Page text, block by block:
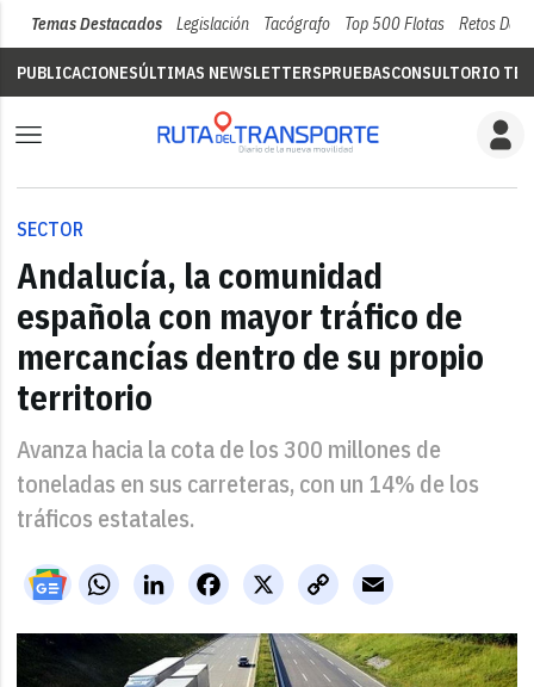
Temas Destacados Legislación Tacógrafo Top 500 Flotas Retos Del
PUBLICACIONESÚLTIMAS NEWSLETTERSPRUEBASCONSULTORIO
SECTOR
Andalucía, la comunidad
española con mayor tráfico de
mercancías dentro de su propio
territorio
Avanza hacia la cota de los 300 millones de
toneladas en sus carreteras, con un 14% de los
tráficos estatales.
WhatsAppLinkedIn X
Facebook
Copy
Link
Email